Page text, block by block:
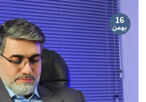
16
بهمن